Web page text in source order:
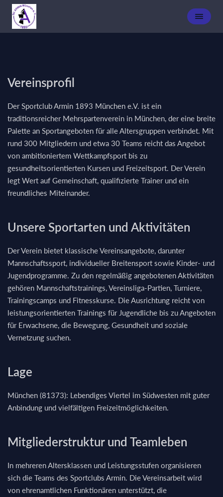
Vereinsprofil
Der Sportclub Armin 1893 München e.V. ist ein
traditionsreicher Mehrspartenverein in München, der eine breite
Palette an Sportangeboten für alle Altersgruppen verbindet. Mit
rund 300 Mitgliedern und etwa 30 Teams reicht das Angebot
von ambitioniertem Wettkampfsport bis zu
gesundheitsorientierten Kursen und Freizeitsport. Der Verein
legt Wert auf Gemeinschaft, qualifizierte Trainer und ein
freundliches Miteinander.
Unsere Sportarten und Aktivitäten
Der Verein bietet klassische Vereinsangebote, darunter
Mannschaftssport, individueller Breitensport sowie Kinder- und
Jugendprogramme. Zu den regelmäßig angebotenen Aktivitäten
gehören Mannschaftstrainings, Vereinsliga-Partien, Turniere,
Trainingscamps und Fitnesskurse. Die Ausrichtung reicht von
leistungsorientierten Trainings für Jugendliche bis zu Angeboten
für Erwachsene, die Bewegung, Gesundheit und soziale
Vernetzung suchen.
Lage
München (81373): Lebendiges Viertel im Südwesten mit guter
Anbindung und vielfältigen Freizeitmöglichkeiten.
Mitgliederstruktur und Teamleben
In mehreren Altersklassen und Leistungsstufen organisieren
sich die Teams des Sportclubs Armin. Die Vereinsarbeit wird
von ehrenamtlichen Funktionären unterstützt, die